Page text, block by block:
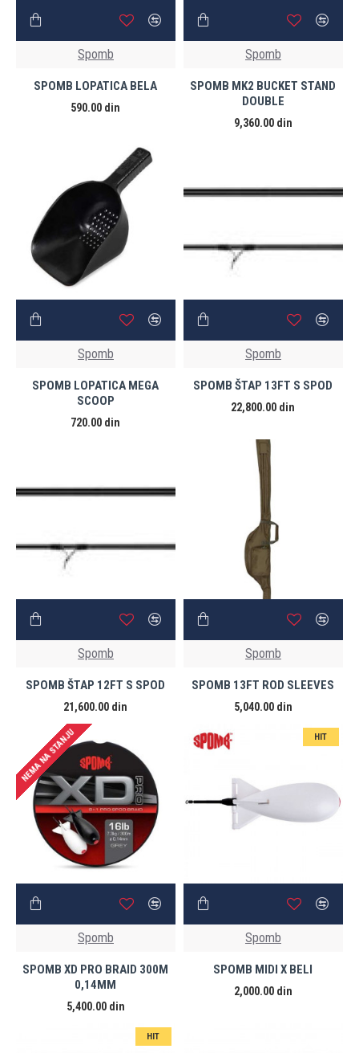
Spomb
SPOMB LOPATICA BELA
590.00 din
Spomb
SPOMB MK2 BUCKET STAND
DOUBLE
9,360.00 din
Spomb
SPOMB LOPATICA MEGA
SCOOP
720.00 din
Spomb
SPOMB ŠTAP 13FT S SPOD
22,800.00 din
Spomb
SPOMB ŠTAP 12FT S SPOD
21,600.00 din
Spomb
SPOMB 13FT ROD SLEEVES
5,040.00 din
NEMA NA STANJU
Spomb
SPOMB XD PRO BRAID 300M
0,14MM
5,400.00 din
HIT
Spomb
SPOMB MIDI X BELI
2,000.00 din
HIT